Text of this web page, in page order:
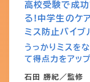
高校受験で成功
る!中学生のケ
ミス防止バイブ
うっかりミスをな
て得点力をアッ
石田 勝紀／監修